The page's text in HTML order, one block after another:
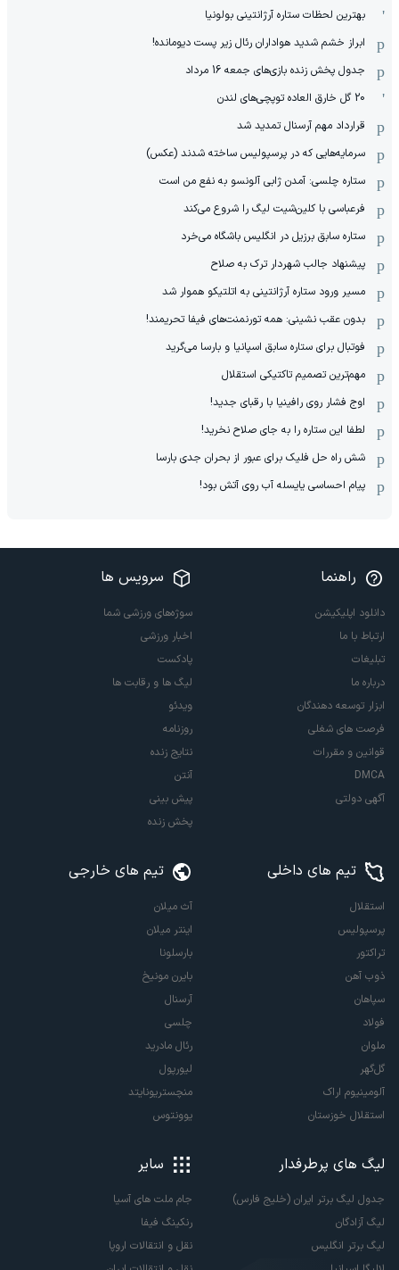
بهترین لحظات ستاره آرژانتینی بولونیا
ابراز خشم شدید هواداران رئال زیر پست دیومانده!
جدول پخش زنده بازی‌های جمعه 16 مرداد
20 گل خارق العاده توپچی‌های لندن
قرارداد مهم آرسنال تمدید شد
سرمایه‌هایی که در پرسپولیس ساخته شدند (عکس)
ستاره چلسی: آمدن ژابی آلونسو به نفع من است
فرعباسی با کلین‌شیت لیگ را شروع می‌کند
ستاره سابق برزیل در انگلیس باشگاه می‌خرد
پیشنهاد جالب شهردار ترک به صلاح
مسیر ورود ستاره آرژانتینی به اتلتیکو هموار شد
بدون عقب نشینی: همه تورنمنت‌های فیفا تحریمند!
فوتبال برای ستاره سابق اسپانیا و بارسا می‌گرید
مهم‌ترین تصمیم تاکتیکی استقلال
اوج فشار روی رافینیا با رقبای جدید!
لطفا این ستاره را به جای صلاح نخرید!
شش راه حل فلیک برای عبور از بحران جدی بارسا
پیام احساسی یایسله آب روی آتش بود!
راهنما
دانلود اپلیکیشن
ارتباط با ما
تبلیغات
درباره ما
ابزار توسعه دهندگان
فرصت های شغلی
قوانین و مقررات
DMCA
آگهی دولتی
سرویس ها
سوژه‌های ورزشی شما
اخبار ورزشی
پادکست
لیگ ها و رقابت ها
ویدئو
روزنامه
نتایج زنده
آنتن
پیش بینی
پخش زنده
تیم های داخلی
استقلال
پرسپولیس
تراکتور
ذوب آهن
سپاهان
فولاد
ملوان
گل‌گهر
آلومینیوم اراک
استقلال خوزستان
تیم های خارجی
آث میلان
اینتر میلان
بارسلونا
بایرن مونیخ
آرسنال
چلسی
رئال مادرید
لیورپول
منچستریونایتد
یوونتوس
لیگ های پرطرفدار
جدول لیگ برتر ایران (خلیج فارس)
لیگ آزادگان
لیگ برتر انگلیس
سایر
جام ملت های آسیا
رنکینگ فیفا
نقل و انتقالات اروپا